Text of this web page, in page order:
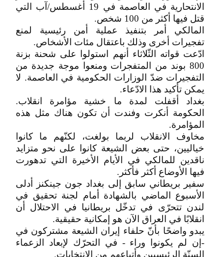
الانتحارية في العاصمة في 19 أغسطس/آب التي
قتل فيها أكثر من 100 شخص.
المالكي أمر بتنفيذ عملية أمن رئيسية لمنع
تفجيرات أخرى وذلك باعتقال مئات الأشخاص.
ادّعت قواته الثّلاثاء أنهم استولوا على شحنة بزنة
800 بوند من المتفجرات ومنعوا موجة جديدة من
التفجيرات ضدّ الوزارات الحكومية في العاصمة. لا
يمكن تأكيد هذا الادّعاء.
بغداد أقفلت لمدة ما خشية مؤامرة انقلاب.
الحكومة أنكرت وفندت أن تكون هناك مثل هذه
المؤامرة.
مخاوف الانقلاب لربما بولغت، لكنّهم ما كانوا
خياليين، حتى بعض الشيعة كانوا على نحو متزايد
ناقدين للمالكي في الأيام الأخيرة التي تدهورت
فيها الأوضاع أكثر فأكثر.
سفير بريطاني سابق إلى بغداد جون جينكنز أدلى
الأسبوع الماضي بالشهادة أمام لجنة تحقيق في
لندن تتحرّى في تدخّل بريطانيا في الاحتلال أن
انقلابًا في العراق الآن هو إمكانية حقيقية.
يبدو واضحًا بأنّ حلفاء إيران الشيعة مشتركون في
-إن لم يكونوا وراء - في التحرّك لإبعاد الزعماء
السنّة الرئيسيين وأتباعهم من الانتخابات.